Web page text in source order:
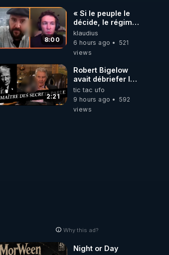
8:00
« Si le peuple le
décide, le régime
peut tomber
demain ! »
klaudius
6 hours ago
521
views
2:21
Robert Bigelow
avait débriefer le
pédophile
génocidaire de
donald j trump
tic tac ufo
9 hours ago
592
views
Why this ad?
Night or Day